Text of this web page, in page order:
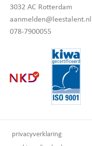
3032 AC Rotterdam
aanmelden@leestalent.nl
078-7900055
privacyverklaring